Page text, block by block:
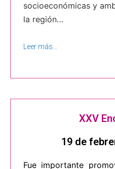
socioeconómicas y
la región…
Leer más…
XXV
19 de
Fue importante